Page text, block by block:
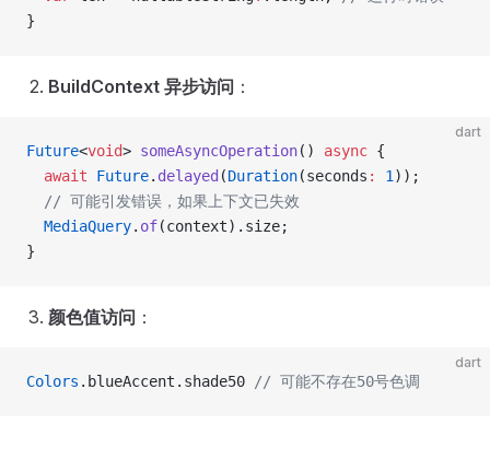
}
BuildContext 异步访问 ：
dart
Future<void> someAsyncOperation() async {
  await
Future. delayed (Duration(seconds : 1 ));
  // 可能引发错误，如果上下文已失效
  MediaQuery
. of(context).size;
}
颜色值访问 ：
dart
Colors .blueAccent.shade50 // 可能不存在50号色调